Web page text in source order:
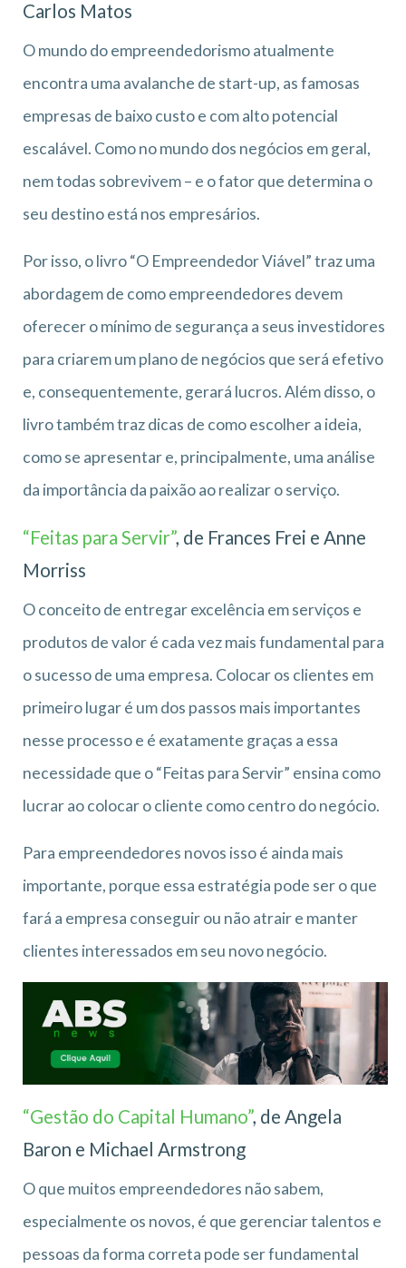
Carlos Matos
O mundo do empreendedorismo atualmente
encontra uma avalanche de start-up, as famosas
empresas de baixo custo e com alto potencial
escalável. Como no mundo dos negócios em geral,
nem todas sobrevivem – e o fator que determina o
seu destino está nos empresários.
Por isso, o livro “O Empreendedor Viável” traz uma
abordagem de como empreendedores devem
oferecer o mínimo de segurança a seus investidores
para criarem um plano de negócios que será efetivo
e, consequentemente, gerará lucros. Além disso, o
livro também traz dicas de como escolher a ideia,
como se apresentar e, principalmente, uma análise
da importância da paixão ao realizar o serviço.
“Feitas para Servir”, de Frances Frei e Anne
Morriss
O conceito de entregar excelência em serviços e
produtos de valor é cada vez mais fundamental para
o sucesso de uma empresa. Colocar os clientes em
primeiro lugar é um dos passos mais importantes
nesse processo e é exatamente graças a essa
necessidade que o “Feitas para Servir” ensina como
lucrar ao colocar o cliente como centro do negócio.
Para empreendedores novos isso é ainda mais
importante, porque essa estratégia pode ser o que
fará a empresa conseguir ou não atrair e manter
clientes interessados em seu novo negócio.
“Gestão do Capital Humano”, de Angela
Baron e Michael Armstrong
O que muitos empreendedores não sabem,
especialmente os novos, é que gerenciar talentos e
pessoas da forma correta pode ser fundamental